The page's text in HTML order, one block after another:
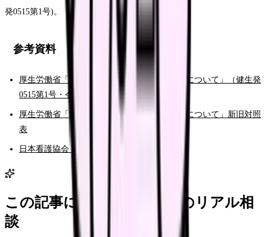
発0515第1号)。
参考資料
厚生労働省「地域における保健師の保健活動について」（健生発
0515第1号・令和8年5月15日）
厚生労働省「地域における保健師の保健活動について」新旧対照
表
日本看護協会「保健師に関する情報」
この記事に近い看護師さんのリアル相
談